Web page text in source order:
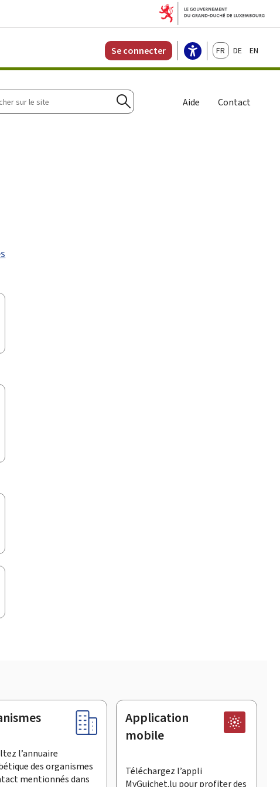
Se connecter FrançaisDeutschEnglish
Rechercher
Aide Contact
l’annuaire
des organismes
mentionnés dans
Application
mobile
Téléchargez l’appli
MyGuichet.lu pour profiter des